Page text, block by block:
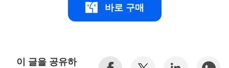
바로 구매
이 글을 공유하